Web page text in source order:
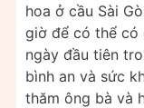
hoa ở cầu Sài
giờ để có thể có
ngày đầu tiên
bình an và sức
thăm ông bà và